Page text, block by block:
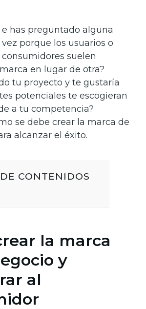
e has preguntado alguna
vez porque los usuarios o
consumidores suelen
en lugar de otra?
tu proyecto y te gustaría
potenciales te escogieran
a tu competencia?
se debe crear la marca de
alcanzar el éxito.
CONTENIDOS
la marca
y
al